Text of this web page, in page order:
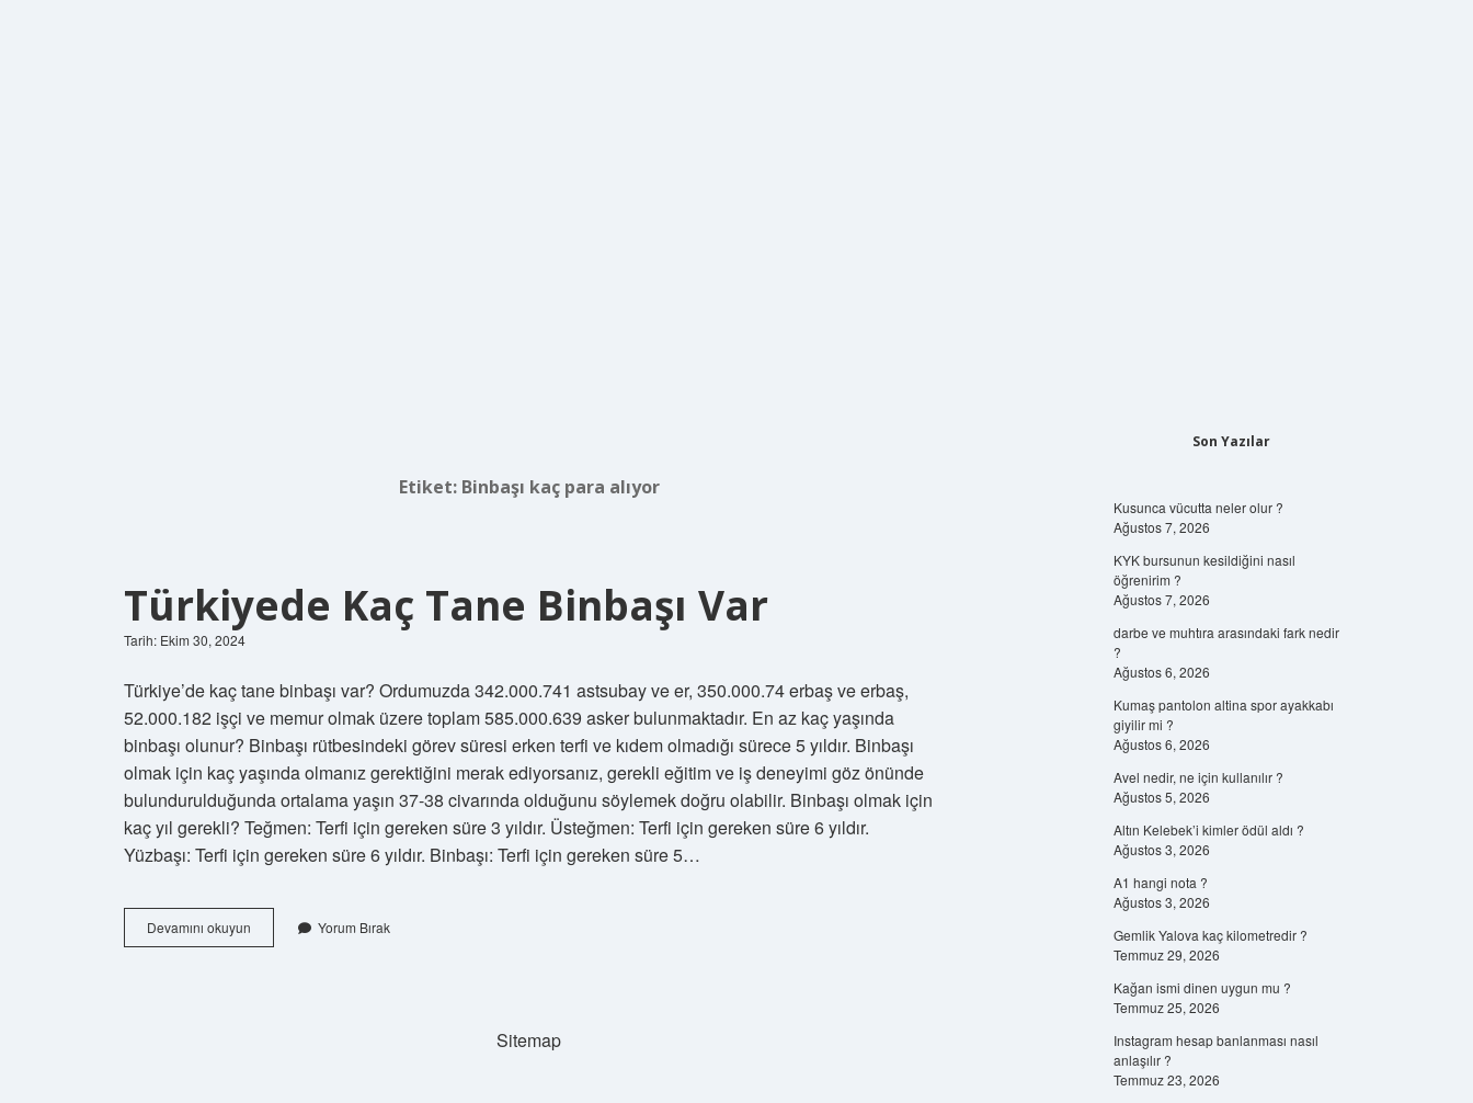
Etiket: Binbaşı kaç para alıyor
Türkiyede Kaç Tane Binbaşı Var
Tarih: Ekim 30, 2024
Türkiye’de kaç tane binbaşı var? Ordumuzda 342.000.741 astsubay ve er, 350.000.74 erbaş ve erbaş,
52.000.182 işçi ve memur olmak üzere toplam 585.000.639 asker bulunmaktadır. En az kaç yaşında
binbaşı olunur? Binbaşı rütbesindeki görev süresi erken terfi ve kıdem olmadığı sürece 5 yıldır. Binbaşı
olmak için kaç yaşında olmanız gerektiğini merak ediyorsanız, gerekli eğitim ve iş deneyimi göz önünde
bulundurulduğunda ortalama yaşın 37-38 civarında olduğunu söylemek doğru olabilir. Binbaşı olmak için
kaç yıl gerekli? Teğmen: Terfi için gereken süre 3 yıldır. Üsteğmen: Terfi için gereken süre 6 yıldır.
Yüzbaşı: Terfi için gereken süre 6 yıldır. Binbaşı: Terfi için gereken süre 5…
Devamını okuyun Türkiyede
Kaç
Yorum Bırak
Sitemap
Son Yazılar
Kusunca vücutta neler olur ?
Ağustos 7, 2026
KYK bursunun kesildiğini nasıl
öğrenirim ?
Ağustos 7, 2026
darbe ve muhtıra arasındaki fark nedir
?
Ağustos 6, 2026
Kumaş pantolon altina spor ayakkabı
giyilir mi ?
Ağustos 6, 2026
Avel nedir, ne için kullanılır ?
Ağustos 5, 2026
Altın Kelebek’i kimler ödül aldı ?
Ağustos 3, 2026
A1 hangi nota ?
Ağustos 3, 2026
Gemlik Yalova kaç kilometredir ?
Temmuz 29, 2026
Kağan ismi dinen uygun mu ?
Temmuz 25, 2026
Instagram hesap banlanması nasıl
anlaşılır ?
Temmuz 23, 2026